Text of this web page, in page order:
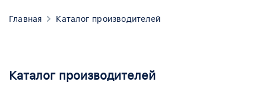
Главная Каталог производителей
Каталог производителей